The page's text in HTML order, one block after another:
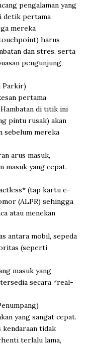
pengalaman yang
detik pertama
mereka
harus
dan stres, serta
pengunjung,
Parkir)
pertama
di titik ini
pintu rusak) akan
sebelum mereka
arus masuk,
masuk yang cepat.
(tap kartu e-
(ALPR) sehingga
atau menekan
antara mobil, sepeda
(seperti
masuk yang
secara *real-
yang sangat cepat.
kendaraan tidak
terlalu lama,